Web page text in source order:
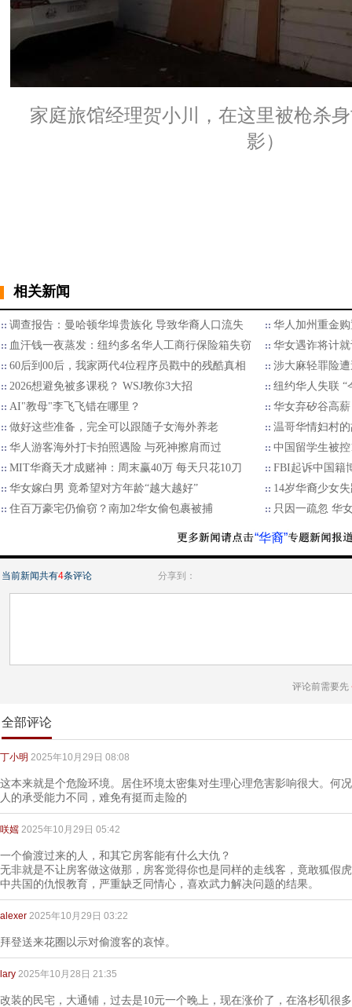
家庭旅馆经理贺小川，在这里被枪杀
影）
相关新闻
调查报告：曼哈顿华埠贵族化 导致华裔人口流失
华人加州重金
血汗钱一夜蒸发：纽约多名华人工商行保险箱失窃
华女遇诈将计
60后到00后，我家两代4位程序员戳中的残酷真相
涉大麻轻罪险
2026想避免被多课税？ WSJ教你3大招
纽约华人失联 “
AI"教母"李飞飞错在哪里？
华女弃矽谷高
做好这些准备，完全可以跟随子女海外养老
温哥华情妇村
华人游客海外打卡拍照遇险 与死神擦肩而过
中国留学生被
MIT华裔天才成赌神：周末赢40万 每天只花10刀
FBI起诉中国籍
华女嫁白男 竟希望对方年龄“越大越好”
14岁华裔少女
住百万豪宅仍偷窃？南加2华女偷包裹被捕
只因一疏忽 华
“华裔”
当前新闻共有4条评论 分享到：
评论前需要先
全部评论
丁小明 2025年10月29日 08:08
这本来就是个危险环境。居住环境太密集对生理心理危害影响很大。何
人的承受能力不同，难免有挺而走险的
咲媱 2025年10月29日 05:42
一个偷渡过来的人，和其它房客能有什么大仇？
无非就是不让房客做这做那，房客觉得你也是同样的走线客，竟敢狐假
中共国的仇恨教育，严重缺乏同情心，喜欢武力解决问题的结果。
alexer 2025年10月29日 03:22
拜登送来花圈以示对偷渡客的哀悼。
lary 2025年10月28日 21:35
改装的民宅，大通铺，过去是10元一个晚上，现在涨价了，在洛杉矶很多